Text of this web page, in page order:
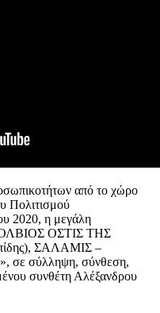
από το χώρο
Πολιτισμού
2020, η μεγάλη
“ΟΛΒΙΟΣ ΟΣΤΙΣ ΤΗΣ
ΣΑΛΑΜΙΣ –
σύλληψη, σύνθεση,
συνθέτη Αλέξανδρου